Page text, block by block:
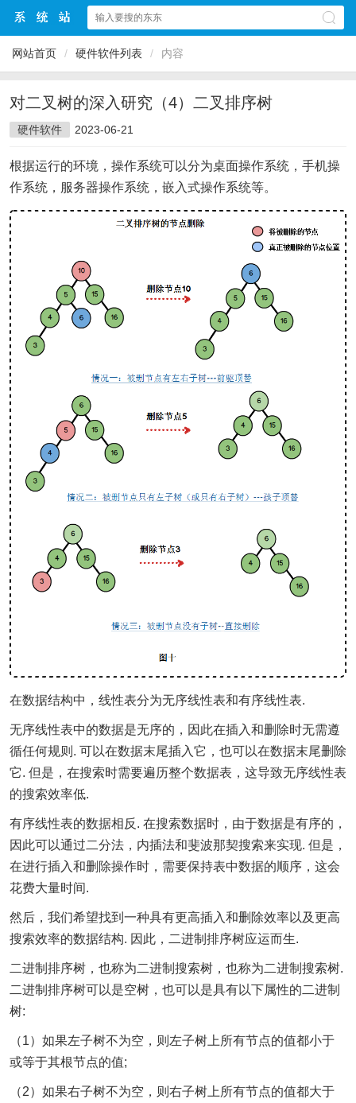
网站首页 / 硬件软件列表 / 内容
对二叉树的深入研究（4）二叉排序树
硬件软件 2023-06-21
根据运行的环境，操作系统可以分为桌面操作系统，手机操
作系统，服务器操作系统，嵌入式操作系统等。
在数据结构中，线性表分为无序线性表和有序线性表.
无序线性表中的数据是无序的，因此在插入和删除时无需遵
循任何规则. 可以在数据末尾插入它，也可以在数据末尾删除
它. 但是，在搜索时需要遍历整个数据表，这导致无序线性表
的搜索效率低.
有序线性表的数据相反. 在搜索数据时，由于数据是有序的，
因此可以通过二分法，内插法和斐波那契搜索来实现. 但是，
在进行插入和删除操作时，需要保持表中数据的顺序，这会
花费大量时间.
然后，我们希望找到一种具有更高插入和删除效率以及更高
搜索效率的数据结构. 因此，二进制排序树应运而生.
二进制排序树，也称为二进制搜索树，也称为二进制搜索树.
二进制排序树可以是空树，也可以是具有以下属性的二进制
树:
（1）如果左子树不为空，则左子树上所有节点的值都小于
或等于其根节点的值;
（2）如果右子树不为空，则右子树上所有节点的值都大于